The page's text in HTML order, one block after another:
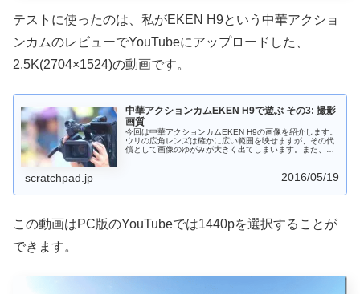
テストに使ったのは、私がEKEN H9という中華アクショ
ンカムのレビューでYouTubeにアップロードした、
2.5K(2704×1524)の動画です。
中華アクションカムEKEN H9で遊ぶ その3: 撮影
画質
今回は中華アクションカムEKEN H9の画像を紹介します。
ウリの広角レンズは確かに広い範囲を映せますが、その代
償として画像のゆがみが大きく出てしまいます。また、動
scratchpad.jp 2016/05/19
この動画はPC版のYouTubeでは1440pを選択することが
できます。